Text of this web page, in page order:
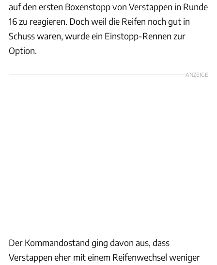
auf den ersten Boxenstopp von Verstappen in Runde
16 zu reagieren. Doch weil die Reifen noch gut in
Schuss waren, wurde ein Einstopp-Rennen zur
Option.
ANZEIGE
Der Kommandostand ging davon aus, dass
Verstappen eher mit einem Reifenwechsel weniger